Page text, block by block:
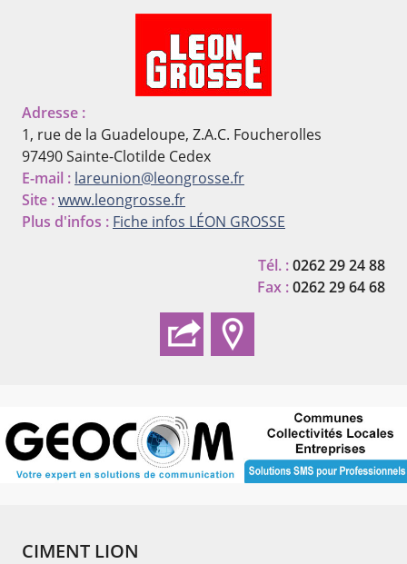
Adresse :
1, rue de la Guadeloupe, Z.A.C. Foucherolles
97490 Sainte-Clotilde Cedex
E-mail : lareunion@leongrosse.fr
Site :www.leongrosse.fr
Plus d'infos : Fiche infos LÉON GROSSE
Tél. :0262 29 24 88
Fax :0262 29 64 68
CIMENT LION